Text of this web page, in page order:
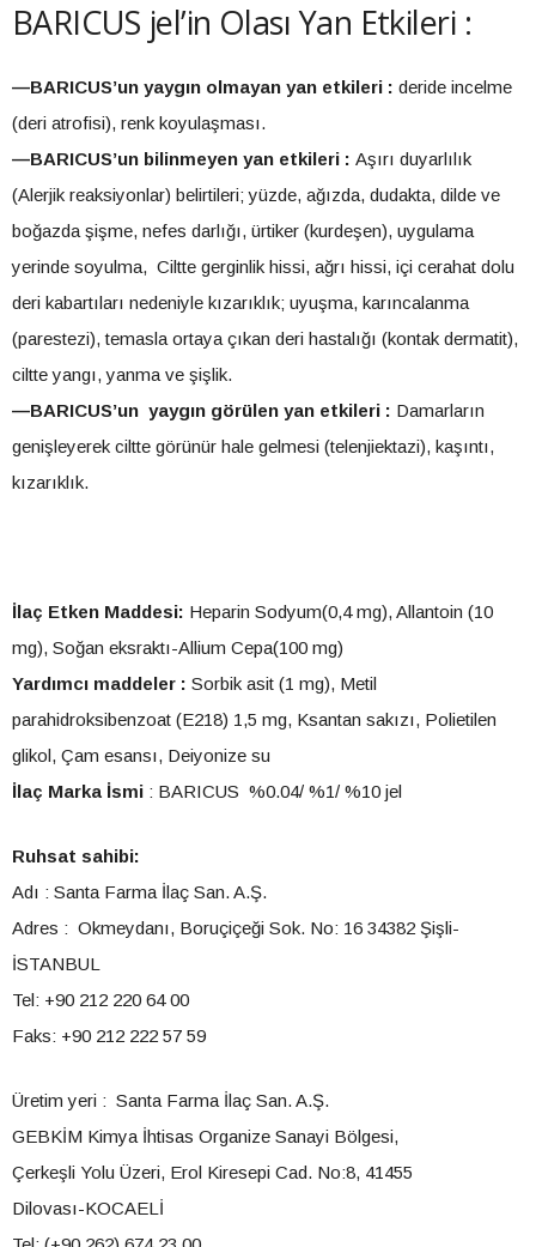
BARICUS jel’in Olası Yan Etkileri :
—BARICUS’un yaygın olmayan yan etkileri : deride incelme
(deri atrofisi), renk koyulaşması.
—BARICUS’un bilinmeyen yan etkileri : Aşırı duyarlılık
(Alerjik reaksiyonlar) belirtileri; yüzde, ağızda, dudakta, dilde ve
boğazda şişme, nefes darlığı, ürtiker (kurdeşen), uygulama
yerinde soyulma, Ciltte gerginlik hissi, ağrı hissi, içi cerahat dolu
deri kabartıları nedeniyle kızarıklık; uyuşma, karıncalanma
(parestezi), temasla ortaya çıkan deri hastalığı (kontak dermatit),
ciltte yangı, yanma ve şişlik.
—BARICUS’un yaygın görülen yan etkileri : Damarların
genişleyerek ciltte görünür hale gelmesi (telenjiektazi), kaşıntı,
kızarıklık.
İlaç Etken Maddesi: Heparin Sodyum(0,4 mg), Allantoin (10
mg), Soğan eksraktı-Allium Cepa(100 mg)
Yardımcı maddeler : Sorbik asit (1 mg), Metil
parahidroksibenzoat (E218) 1,5 mg, Ksantan sakızı, Polietilen
glikol, Çam esansı, Deiyonize su
İlaç Marka İsmi : BARICUS %0.04/ %1/ %10 jel
Ruhsat sahibi:
Adı : Santa Farma İlaç San. A.Ş.
Adres : Okmeydanı, Boruçiçeği Sok. No: 16 34382 Şişli-
İSTANBUL
Tel: +90 212 220 64 00
Faks: +90 212 222 57 59
Üretim yeri : Santa Farma İlaç San. A.Ş.
GEBKİM Kimya İhtisas Organize Sanayi Bölgesi,
Çerkeşli Yolu Üzeri, Erol Kiresepi Cad. No:8, 41455
Dilovası-KOCAELİ